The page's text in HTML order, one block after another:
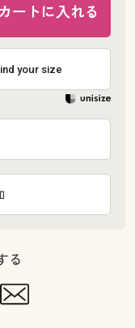
ートに入れる
your size
る